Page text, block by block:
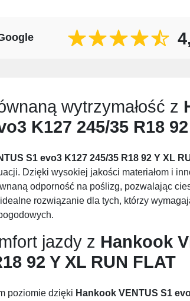
wytrzymałość z
K127 245/35 R18
S1 evo3 K127 245/35 R18 92 Y XL
Dzięki wysokiej jakości materiałom i
odporność na poślizg, pozwalając
rozwiązanie dla tych, którzy
jazdy z Hankook
92 Y XL RUN FLAT
poziomie dzięki Hankook VENTUS S1